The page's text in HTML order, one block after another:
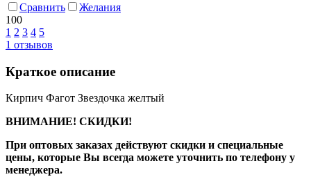
Сравнить
Желания
100
1 2 3 4 5
1 отзывов
Краткое описание
Кирпич Фагот Звездочка желтый
ВНИМАНИЕ! СКИДКИ!
При оптовых заказах действуют скидки и специальные
цены, которые Вы всегда можете уточнить по телефону у
менеджера.